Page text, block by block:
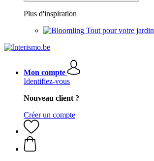
Plus d'inspiration
Tout pour votre jardin
Mon compte
Identifiez-vous
Nouveau client ?
Créer un compte